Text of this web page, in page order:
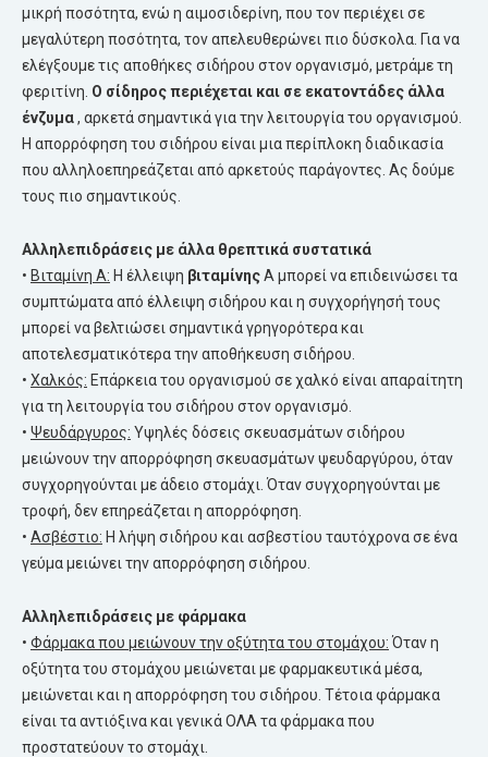
μικρή ποσότητα, ενώ η αιμοσιδερίνη, που τον περιέχει σε
μεγαλύτερη ποσότητα, τον απελευθερώνει πιο δύσκολα. Για να
ελέγξουμε τις αποθήκες σιδήρου στον οργανισμό, μετράμε τη
φεριτίνη. Ο σίδηροςπεριέχεται και σε εκατοντάδες άλλα
ένζυμα, αρκετά σημαντικά για την λειτουργία του οργανισμού.
Η απορρόφηση του σιδήρου είναι μια περίπλοκη διαδικασία
που αλληλοεπηρεάζεται από αρκετούς παράγοντες. Ας δούμε
τους πιο σημαντικούς.
Αλληλεπιδράσεις με άλλα θρεπτικά συστατικά
• Βιταμίνη Α: Η έλλειψη βιταμίνηςΑ μπορεί να επιδεινώσει τα
συμπτώματα από έλλειψη σιδήρου και η συγχορήγησή τους
μπορεί να βελτιώσει σημαντικά γρηγορότερα και
αποτελεσματικότερα την αποθήκευση σιδήρου.
• Χαλκός: Επάρκεια του οργανισμού σε χαλκό είναι απαραίτητη
για τη λειτουργία του σιδήρου στον οργανισμό.
• Ψευδάργυρος: Υψηλές δόσεις σκευασμάτων σιδήρου
μειώνουν την απορρόφηση σκευασμάτων ψευδαργύρου, όταν
συγχορηγούνται με άδειο στομάχι. Όταν συγχορηγούνται με
τροφή, δεν επηρεάζεται η απορρόφηση.
• Ασβέστιο: Η λήψη σιδήρου και ασβεστίου ταυτόχρονα σε ένα
γεύμα μειώνει την απορρόφηση σιδήρου.
Αλληλεπιδράσεις με φάρμακα
• Φάρμακα που μειώνουν την οξύτητα του στομάχου: Όταν η
οξύτητα του στομάχου μειώνεται με φαρμακευτικά μέσα,
μειώνεται και η απορρόφηση του σιδήρου. Τέτοια φάρμακα
είναι τα αντιόξινα και γενικά ΟΛΑ τα φάρμακα που
προστατεύουν το στομάχι.